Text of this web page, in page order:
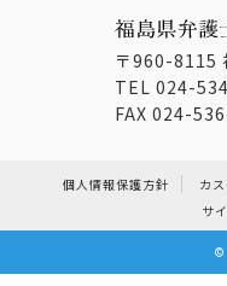
〒960-8115
TEL 024-
FAX 024-
個人情報保護方針
カ
サ
©